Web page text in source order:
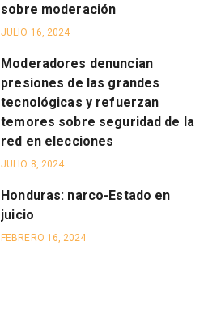
sobre moderación
JULIO 16, 2024
Moderadores denuncian
presiones de las grandes
tecnológicas y refuerzan
temores sobre seguridad de la
red en elecciones
JULIO 8, 2024
Honduras: narco-Estado en
juicio
FEBRERO 16, 2024